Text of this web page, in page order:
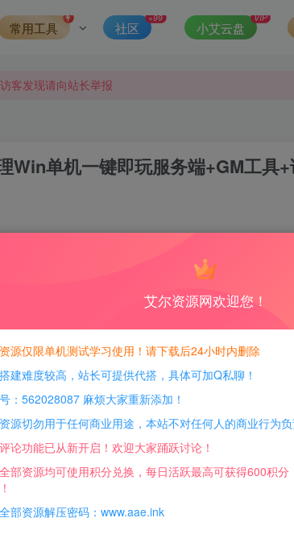
常用工具 社区
+99
小艾云盘
VIP
会第一时间更新。
Win单机一键即玩服务端+GM工具
积分免费兑换！
类游戏！
戏分为剑仙、神羽和刀皇三大阵营，展开玩家在
特色的创新玩法，并领略以秘境副本为特点的
艾尔资源网欢迎您！
源仅限单机测试学习使用！请下载后24小时内删除
建难度较高，站长可提供代搭，具体可加Q私聊！
：562028087 麻烦大家重新添加！
源切勿用于任何商业用途，本站不对任何人的商业行为负
论功能已从新开启！欢迎大家踊跃讨论！
部资源均可使用积分兑换，每日活跃最高可获得600积
部资源解压密码：www.aae.ink